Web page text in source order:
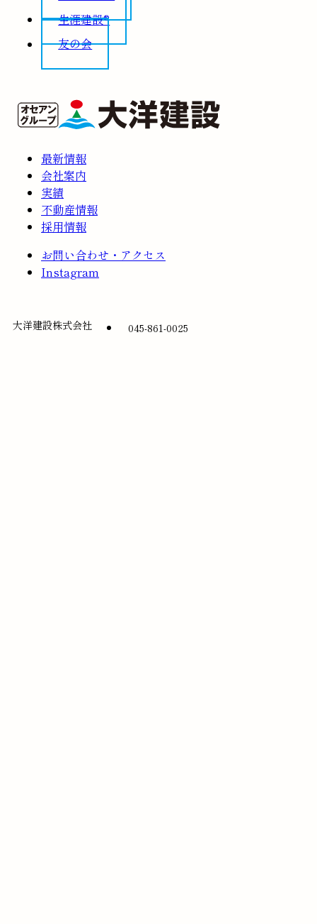
生涯建設®
友の会
最新情報
会社案内
実績
不動産情報
採用情報
お問い合わせ・アクセス
Instagram
大洋建設株式会社 045-861-0025